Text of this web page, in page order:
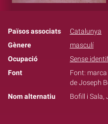
Països associats
Catalunya
Gènere
masculí
Ocupació
Sense
Font
Font:
de Joseph
Nom alternatiu
Bofill i Sala,